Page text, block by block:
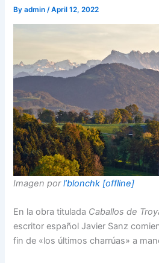
Byadmin/April 12, 2022
Imagen porl’blonchk [offline]
En la obra titulada Caballos de
escritor español Javier Sanz
fin de «los últimos charrúas» a